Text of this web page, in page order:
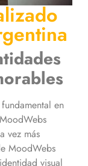
en
vez más
MoodWebs
visual